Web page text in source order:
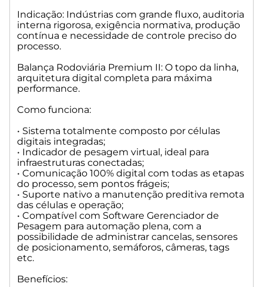
Indicação: Indústrias com grande fluxo, auditoria
interna rigorosa, exigência normativa, produção
contínua e necessidade de controle preciso do
processo.
Balança Rodoviária Premium II: O topo da linha,
arquitetura digital completa para máxima
performance.
Como funciona:
• Sistema totalmente composto por células
digitais integradas;
• Indicador de pesagem virtual, ideal para
infraestruturas conectadas;
• Comunicação 100% digital com todas as etapas
do processo, sem pontos frágeis;
• Suporte nativo a manutenção preditiva remota
das células e operação;
• Compatível com Software Gerenciador de
Pesagem para automação plena, com a
possibilidade de administrar cancelas, sensores
de posicionamento, semáforos, câmeras, tags
etc.
Benefícios: